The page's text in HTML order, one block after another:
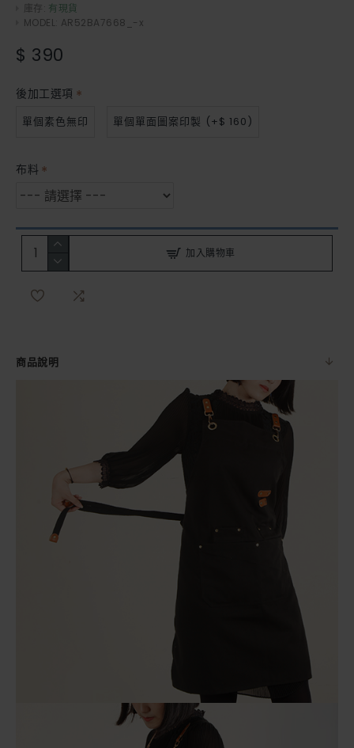
庫存: 有現貨
MODEL: AR52BA7668_-x
$ 390
後加工選項
單個素色無印 單個單面圖案印製 (+$ 160)
布料
加入購物車
商品說明